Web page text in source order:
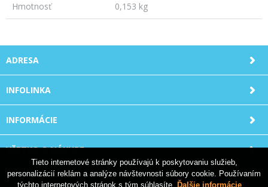
Hmotnosť 0,153 kg
ADRESA
INFOLINKA
INFORMÁCIE
VŠETKO O NÁKUPE
Tieto internetové stránky používajú k poskytovaniu služieb,
personalizácií reklám a analýze návštevnosti súbory cookie. Používaním
týchto internetových stránok s tým súhlasíte.
Ďalšie informácie